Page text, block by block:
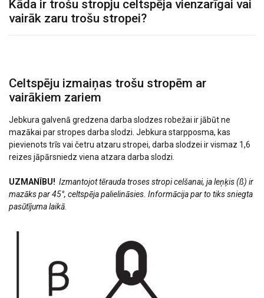
Kāda ir trošu stropju celtspēja vienzarīgai vai
vairāk zaru trošu stropei?
Celtspēju izmaiņas trošu stropēm ar
vairākiem zariem
Jebkura galvenā gredzena darba slodzes robežai ir jābūt ne
mazākai par stropes darba slodzi. Jebkura starpposma, kas
pievienots trīs vai četru atzaru stropei, darba slodzei ir vismaz 1,6
reizes jāpārsniedz viena atzara darba slodzi.
UZMANĪBU! Izmantojot tērauda troses stropi celšanai, ja leņķis (ß) ir
mazāks par 45°, celtspēja palielināsies. Informācija par to tiks sniegta
pasūtījuma laikā.